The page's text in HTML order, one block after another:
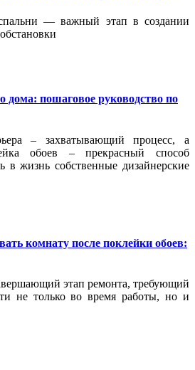
— важный этап в создании
дома: пошаговое руководство по
– захватывающий процесс, а
обоев – прекрасный способ
в жизнь собственные дизайнерские
комнату после поклейки обоев:
этап ремонта, требующий
не только во время работы, но и